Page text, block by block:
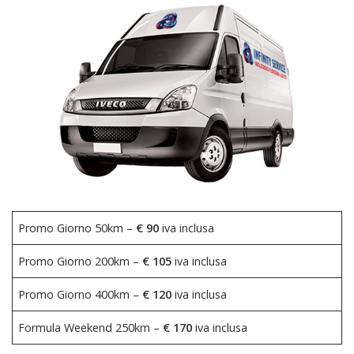
Promo Giorno 50km – € 90iva inclusa
Promo Giorno 200km – € 105iva inclusa
Promo Giorno 400km – € 120 iva inclusa
Formula Weekend 250km – € 170 iva inclusa